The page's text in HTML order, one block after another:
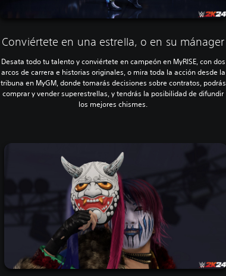
Conviértete en una estrella, o en su mánager
Desata todo tu talento y conviértete en campeón en MyRISE, con dos
arcos de carrera e historias originales, o mira toda la acción desde la
tribuna en MyGM, donde tomarás decisiones sobre contratos, podrás
comprar y vender superestrellas, y tendrás la posibilidad de difundir
los mejores chismes.